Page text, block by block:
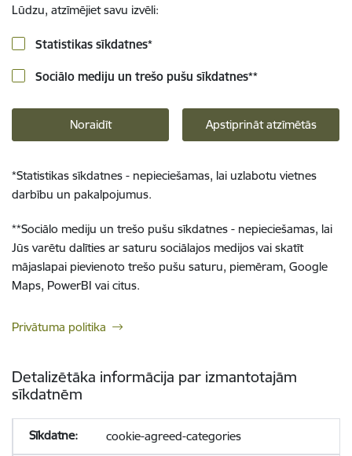
Lūdzu, atzīmējiet savu izvēli:
Statistikas sīkdatnes*
Sociālo mediju un trešo pušu sīkdatnes**
Noraidīt Apstiprināt atzīmētās
*Statistikas sīkdatnes - nepieciešamas, lai uzlabotu vietnes
darbību un pakalpojumus.
**Sociālo mediju un trešo pušu sīkdatnes - nepieciešamas, lai
Jūs varētu dalīties ar saturu sociālajos medijos vai skatīt
mājaslapai pievienoto trešo pušu saturu, piemēram, Google
Maps, PowerBI vai citus.
Privātuma politika
Detalizētāka informācija par izmantotajām
sīkdatnēm
cookie-agreed-categories